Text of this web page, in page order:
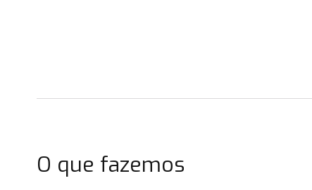
O que fazemos